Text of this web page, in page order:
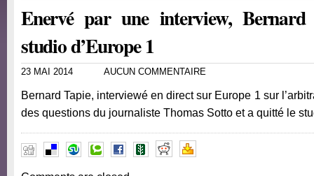
Enervé par une interview,
studio d’Europe 1
23 MAI 2014 AUCUN COMMENTAIRE
Bernard Tapie, interviewé en direct sur Europe 1 sur
des questions du journaliste Thomas Sotto et a quitté le